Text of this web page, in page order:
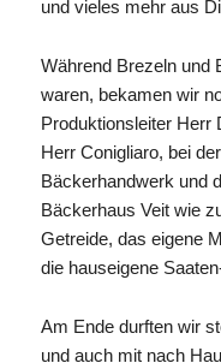
und vieles mehr aus
Während Brezeln und
waren, bekamen wir
Produktionsleiter Herr
Herr Conigliaro, bei
Bäckerhandwerk und
Bäckerhaus Veit wie
Getreide, das eigene
die hauseigene
Am Ende durften wir
und auch mit nach